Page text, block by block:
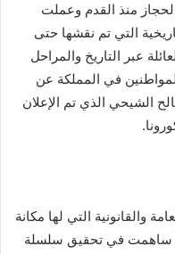
منذ القدم وعملت
التي تم نقشها حتى
عبر التاريخ والمراحل
في المملكة عن
الشيحي الذي تم الإعلان
والقانونية التي لها مكانة
ساهمت في تحقيق سلسلة